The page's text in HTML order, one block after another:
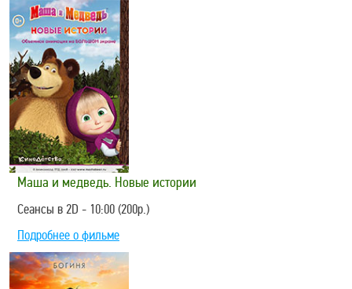
Маша и медведь. Новые истории
Сеансы в 2D - 10:00 (200р.)
Подробнее о фильме